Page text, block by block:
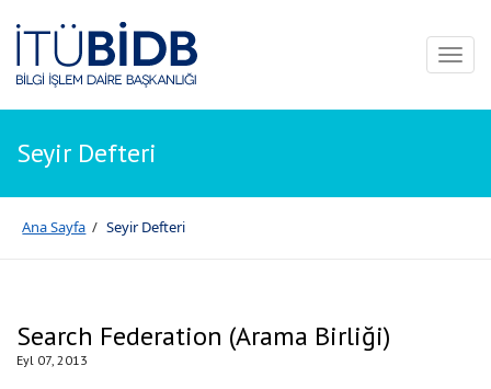
Seyir Defteri
Ana Sayfa / Seyir Defteri
Search Federation (Arama Birliği)
Eyl 07, 2013